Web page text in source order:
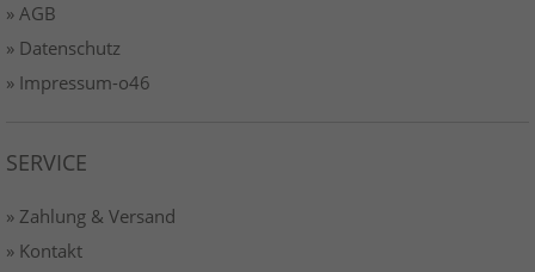
» AGB
» Datenschutz
» Impressum-o46
SERVICE
» Zahlung & Versand
» Kontakt